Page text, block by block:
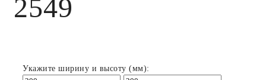
2549
Укажите ширину и высоту (мм):